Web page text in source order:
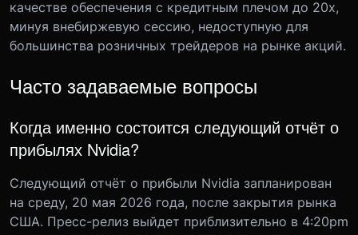
качестве обеспечения с кредитным плечом до 20x,
минуя внебиржевую сессию, недоступную для
большинства розничных трейдеров на рынке акций.
Часто задаваемые вопросы
Когда именно состоится следующий отчёт о
прибылях Nvidia?
Следующий отчёт о прибыли Nvidia запланирован
на среду, 20 мая 2026 года, после закрытия рынка
США. Пресс-релиз выйдет приблизительно в 4:20pm